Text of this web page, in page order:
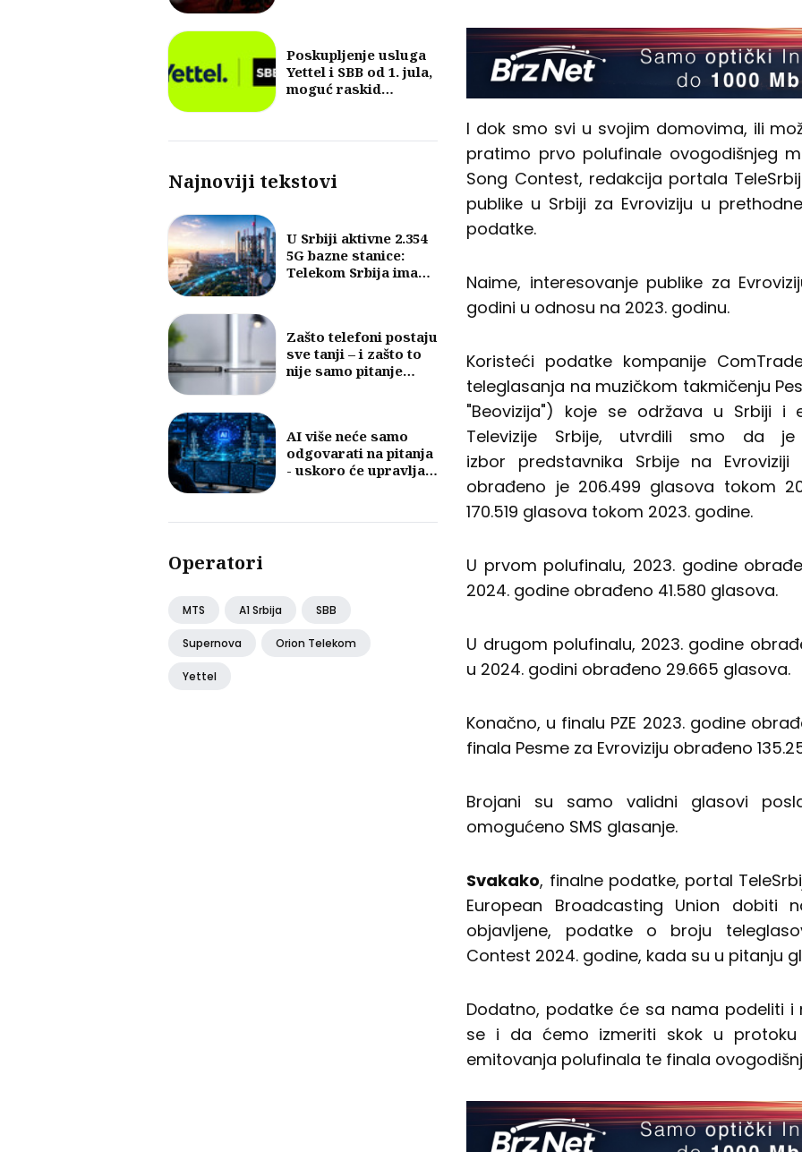
Poskupljenje usluga
Yettel i SBB od 1. jula,
moguć raskid
Najnoviji tekstovi
U Srbiji aktivne 2.354
5G bazne stanice:
Telekom Srbija ima
Zašto telefoni postaju
sve tanji – i zašto to
nije samo pitanje
AI više neće samo
odgovarati na pitanja
- uskoro će upravljati
Operatori
MTS A1 Srbija SBB
Supernova Orion Telekom
Yettel
I dok smo svi u svojim domovima, ili
pratimo prvo polufinale ovogodišnjeg
Song Contest, redakcija portala
publike u Srbiji za Evroviziju u
podatke.
Naime, interesovanje publike za
godini u odnosu na 2023. godinu.
Koristeći podatke kompanije
teleglasanja na muzičkom takmičenju
"Beovizija") koje se održava u Srbiji i
Televizije Srbije, utvrdili smo da
izbor predstavnika Srbije na
obrađeno je 206.499 glasova tokom
170.519 glasova tokom 2023. godine.
U prvom polufinalu, 2023. godine
2024. godine obrađeno 41.580 glasova.
U drugom polufinalu, 2023. godine
u 2024. godini obrađeno 29.665 glasova.
Konačno, u finalu PZE 2023. godine
finala Pesme za Evroviziju obrađeno
Brojani su samo validni glasovi
omogućeno SMS glasanje.
Svakako, finalne podatke, portal
European Broadcasting Union dobiti
objavljene, podatke o broju
Contest 2024. godine, kada su u pitanju
Dodatno, podatke će sa nama podeliti
se i da ćemo izmeriti skok u
emitovanja polufinala te finala